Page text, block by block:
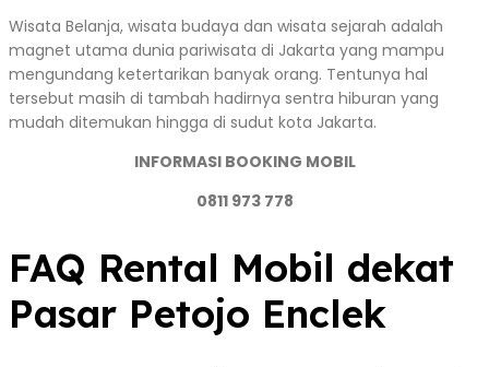
Wisata Belanja, wisata budaya dan wisata sejarah adalah
magnet utama dunia pariwisata di Jakarta yang mampu
mengundang ketertarikan banyak orang. Tentunya hal
tersebut masih di tambah hadirnya sentra hiburan yang
mudah ditemukan hingga di sudut kota Jakarta.
INFORMASI BOOKING MOBIL
0811 973 778
FAQ Rental Mobil dekat
Pasar Petojo Enclek